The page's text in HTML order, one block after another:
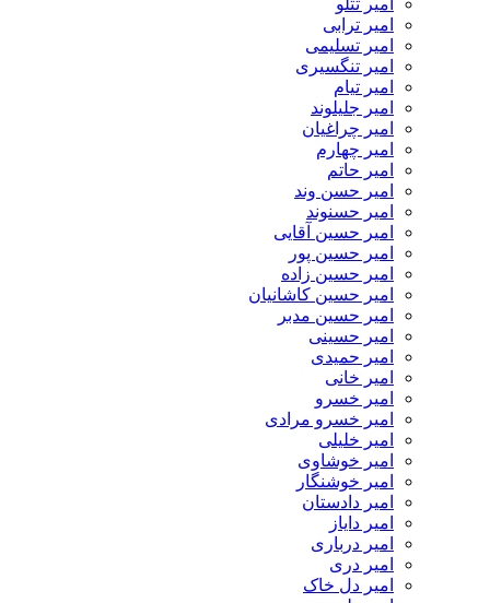
امیر تتلو
امیر ترابی
امیر تسلیمی
امیر تنگسیری
امیر تیام
امیر جلیلوند
امیر چراغیان
امیر چهارم
امیر حاتم
امیر حسن وند
امیر حسنوند
امیر حسین آقایی
امیر حسین پور
امیر حسین زاده
امیر حسین کاشانیان
امیر حسین مدبر
امیر حسینی
امیر حمیدی
امیر خانی
امیر خسرو
امیر خسرو مرادی
امیر خلیلی
امیر خوشاوی
امیر خوشنگار
امیر دادستان
امیر دایاز
امیر درباری
امیر دری
امیر دل خاک